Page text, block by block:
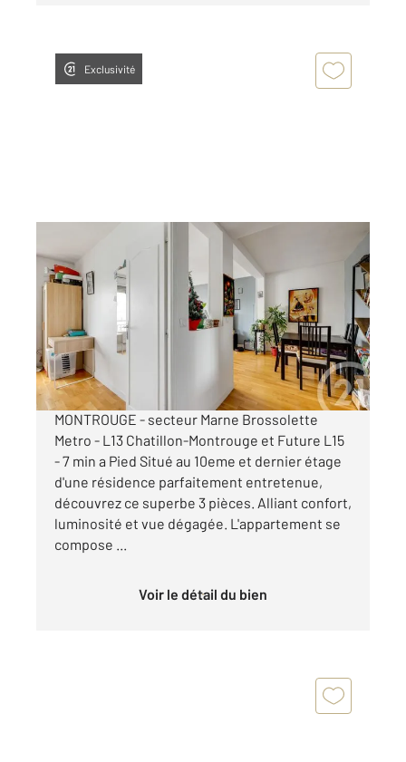
Exclusivité
57,96 m
, 3 pièces
Ref : 11993
Appartement F3 à vendre
369 000 €
Visiter le site dédié
MONTROUGE - secteur Marne Brossolette
Metro - L13 Chatillon-Montrouge et Future L15
- 7 min a Pied Situé au 10eme et dernier étage
d'une résidence parfaitement entretenue,
découvrez ce superbe 3 pièces. Alliant confort,
luminosité et vue dégagée. L'appartement se
compose ...
Voir le détail du bien